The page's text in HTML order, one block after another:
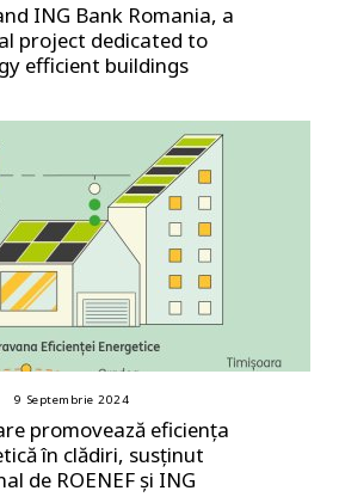
ING Bank Romania, a
project dedicated to
efficient buildings
9 Septembrie 2024
promovează eficiența
în clădiri, susținut
de ROENEF și ING